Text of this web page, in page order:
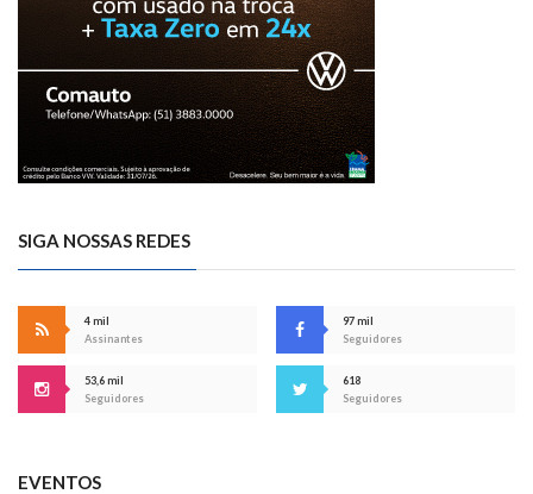
SIGA NOSSAS REDES
4 mil
Assinantes
97 mil
Seguidores
53,6 mil
Seguidores
618
Seguidores
EVENTOS